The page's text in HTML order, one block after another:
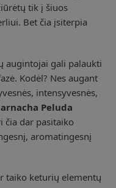
tik į šiuos
Bet čia įsiterpia
augintojai gali palaukti
Kodėl? Nes augant
intensyvesnės,
Peluda
čia dar pasitaiko
aromatingesnį
taiko keturių elementų